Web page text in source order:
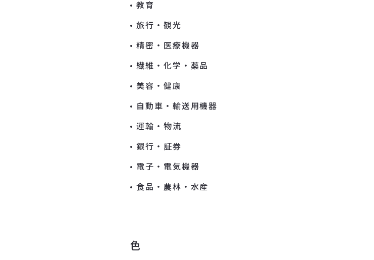
教育
旅行・観光
精密・医療機器
繊維・化学・薬品
美容・健康
自動車・輸送用機器
運輸・物流
銀行・証券
電子・電気機器
食品・農林・水産
色